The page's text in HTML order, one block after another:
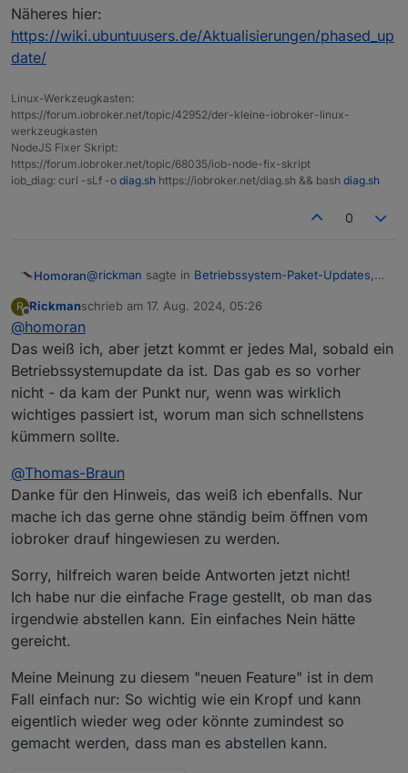
reboot weg)
:~$ sudo apt full-upgrade
Statusinformationen werden eingelesen… Fertig
Paketaktualisierung (Upgrade) wird berechnet…
Folgende Aktualisierungen wurden aufgrund
gnome-shell gnome-shell-common gnome-text-
Näheres hier:
https://wiki.ubuntuusers.de/Aktualisierungen/phased_up
date/
Linux-Werkzeugkasten:
https://forum.iobroker.net/topic/42952/der-kleine-iobroker-linux-
werkzeugkasten
NodeJS Fixer Skript:
https://forum.iobroker.net/topic/68035/iob-node-fix-skript
iob_diag: curl -sLf -o diag.sh https://iobroker.net/diag.sh && bash diag.sh
0
Homoran@rickman sagte in Betriebssystem-Paket-Updates,
das hat nichts mit den Meldungen zu tun.
Diese rote Zahl bei Hosts oder Adapter gibt es schon
ewig.
R
Offline
Rickmanschrieb am 17. Aug. 2024, 05:26
zuletzt editiert von
@homoran
Das weiß ich, aber jetzt kommt er jedes Mal, sobald ein
Betriebssystemupdate da ist. Das gab es so vorher
nicht - da kam der Punkt nur, wenn was wirklich
wichtiges passiert ist, worum man sich schnellstens
kümmern sollte.
@Thomas-Braun
Danke für den Hinweis, das weiß ich ebenfalls. Nur
mache ich das gerne ohne ständig beim öffnen vom
iobroker drauf hingewiesen zu werden.
Sorry, hilfreich waren beide Antworten jetzt nicht!
Ich habe nur die einfache Frage gestellt, ob man das
irgendwie abstellen kann. Ein einfaches Nein hätte
gereicht.
Meine Meinung zu diesem "neuen Feature" ist in dem
Fall einfach nur: So wichtig wie ein Kropf und kann
eigentlich wieder weg oder könnte zumindest so
gemacht werden, dass man es abstellen kann.